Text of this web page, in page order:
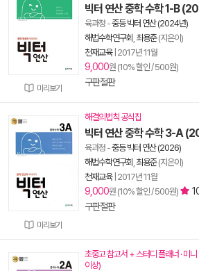
미리보기
빅터 연산 중학 수학 1-B
육과정 -중등 빅터 연산 (2024년)
해법수학연구회 최용준(지은이)
천재교육| 2017년 11월
9,000원 (10% 할인 / 500원)
구판절판
미리보기
해결의법칙 공식집
빅터 연산 중학 수학 3-A
육과정 -중등 빅터 연산 (2026)
해법수학연구회 최용준(지은이)
천재교육| 2017년 11월
9,000원 (10% 할인 / 500원)
구판절판
초중고 참고서 + 스터디 플래너 · 미
이상)